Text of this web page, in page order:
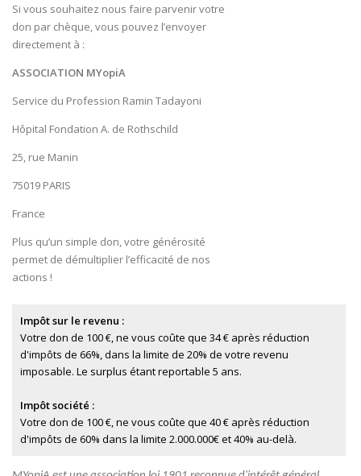
Si vous souhaitez nous faire parvenir votre
don par chèque, vous pouvez l’envoyer
directement à :
ASSOCIATION MYopiA
Service du Profession Ramin Tadayoni
Hôpital Fondation A. de Rothschild
25, rue Manin
75019 PARIS
France
Plus qu’un simple don, votre générosité
permet de démultiplier l’efficacité de nos
actions !
Impôt sur le revenu :
Votre don de 100 €, ne vous coûte que 34 € après réduction
d'impôts de 66%, dans la limite de 20% de votre revenu
imposable. Le surplus étant reportable 5 ans.
Impôt société :
Votre don de 100 €, ne vous coûte que 40 € après réduction
d'impôts de 60% dans la limite 2.000.000€ et 40% au-delà.